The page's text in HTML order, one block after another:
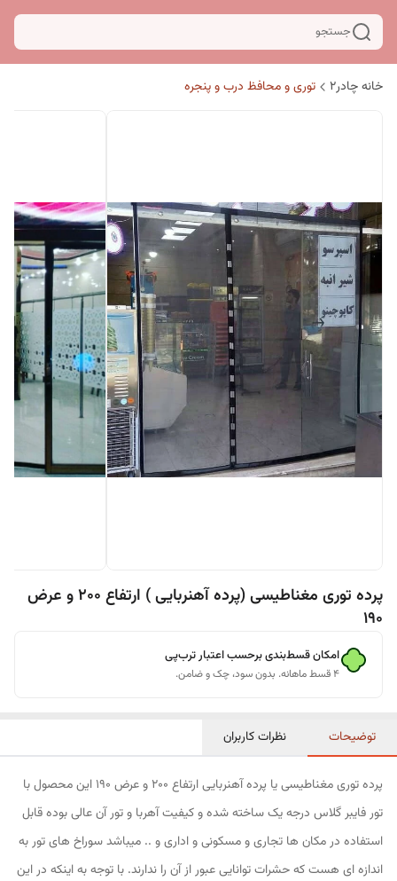
جستجو
خانه چادر۲ توری و محافظ درب و پنجره
پرده توری مغناطیسی (پرده آهنربایی ) ارتفاع 200 و عرض
190
امکان قسط‌بندی برحسب اعتبار ترب‌پی
۴ قسط ماهانه. بدون سود، چک و ضامن.
توضیحات نظرات کاربران
پرده توری مغناطیسی یا پرده آهنربایی ارتفاع 200 و عرض 190 این محصول با
تور فایبر گلاس درجه یک ساخته شده و کیفیت آهربا و تور آن عالی بوده قابل
استفاده در مکان ها تجاری و مسکونی و اداری و .. میباشد سوراخ های تور به
اندازه ای هست که حشرات توانایی عبور از آن را ندارند. با توجه به اینکه در این